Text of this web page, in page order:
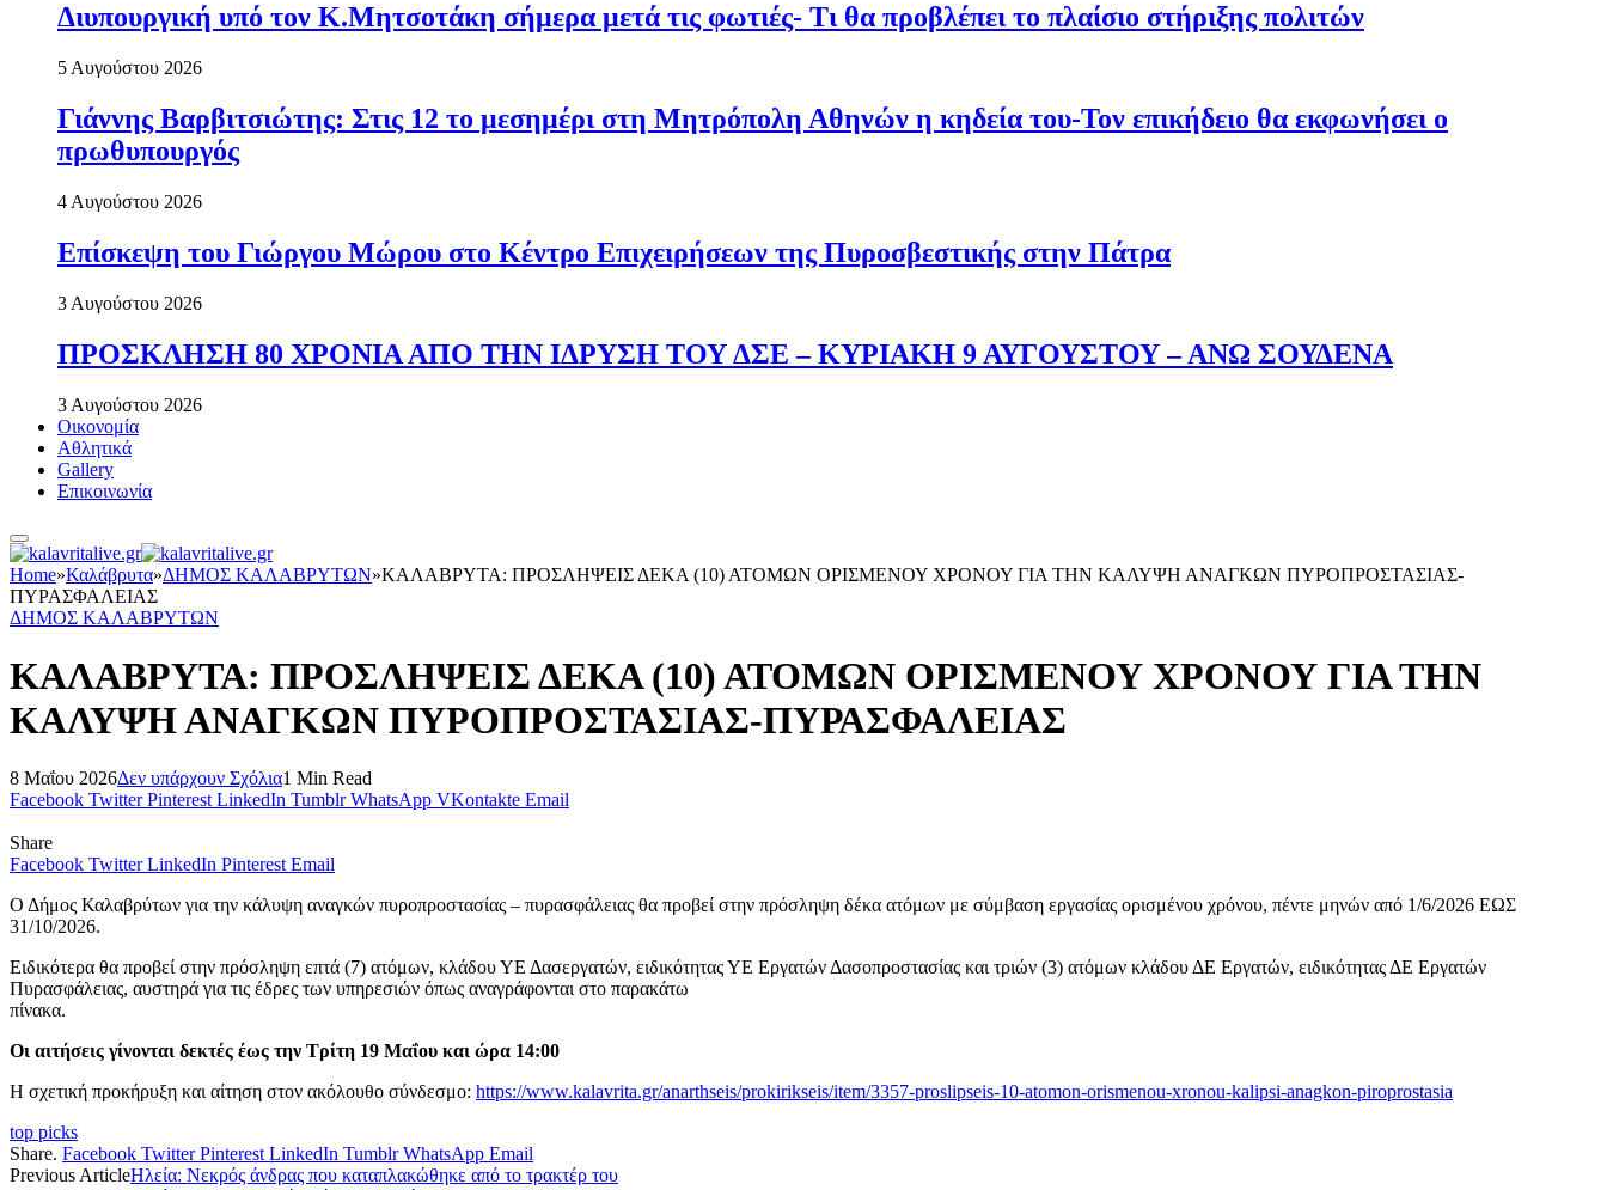
Διυπουργική υπό τον Κ.Μητσοτάκη σήμερα μετά τις φωτιές- Τι θα προβλέπει το πλαίσιο στήριξης πολιτών
5 Αυγούστου 2026
Γιάννης Βαρβιτσιώτης: Στις 12 το μεσημέρι στη Μητρόπολη Αθηνών η κηδεία του-Τον επικήδειο θα εκφωνήσει ο
πρωθυπουργός
4 Αυγούστου 2026
Επίσκεψη του Γιώργου Μώρου στο Κέντρο Επιχειρήσεων της Πυροσβεστικής στην Πάτρα
3 Αυγούστου 2026
ΠΡΟΣΚΛΗΣΗ 80 ΧΡΟΝΙΑ ΑΠΟ ΤΗΝ ΙΔΡΥΣΗ ΤΟΥ ΔΣΕ – ΚΥΡΙΑΚΗ 9 ΑΥΓΟΥΣΤΟΥ – ΑΝΩ ΣΟΥΔΕΝΑ
3 Αυγούστου 2026
Οικονομία
Αθλητικά
Gallery
Επικοινωνία
Home»Καλάβρυτα»ΔΗΜΟΣ ΚΑΛΑΒΡΥΤΩΝ»ΚΑΛΑΒΡΥΤΑ: ΠΡΟΣΛΗΨΕΙΣ ΔΕΚΑ (10) ΑΤΟΜΩΝ ΟΡΙΣΜΕΝΟΥ ΧΡΟΝΟΥ ΓΙΑ ΤΗΝ ΚΑΛΥΨΗ ΑΝΑΓΚΩΝ ΠΥΡΟΠΡΟΣΤΑΣΙΑΣ-
ΠΥΡΑΣΦΑΛΕΙΑΣ
ΔΗΜΟΣ ΚΑΛΑΒΡΥΤΩΝ
ΚΑΛΑΒΡΥΤΑ: ΠΡΟΣΛΗΨΕΙΣ ΔΕΚΑ (10) ΑΤΟΜΩΝ ΟΡΙΣΜΕΝΟΥ ΧΡΟΝΟΥ ΓΙΑ ΤΗΝ
ΚΑΛΥΨΗ ΑΝΑΓΚΩΝ ΠΥΡΟΠΡΟΣΤΑΣΙΑΣ-ΠΥΡΑΣΦΑΛΕΙΑΣ
8 Μαΐου 2026Δεν υπάρχουν Σχόλια1 Min Read
Facebook Twitter Pinterest LinkedIn Tumblr WhatsApp VKontakte Email
Share
Facebook Twitter LinkedIn Pinterest Email
Ο Δήμος Καλαβρύτων για την κάλυψη αναγκών πυροπροστασίας – πυρασφάλειας θα προβεί στην πρόσληψη δέκα ατόμων με σύμβαση εργασίας ορισμένου χρόνου, πέντε μηνών από 1/6/2026 ΕΩΣ
31/10/2026.
Ειδικότερα θα προβεί στην πρόσληψη επτά (7) ατόμων, κλάδου ΥΕ Δασεργατών, ειδικότητας ΥΕ Εργατών Δασοπροστασίας και τριών (3) ατόμων κλάδου ΔΕ Εργατών, ειδικότητας ΔΕ Εργατών
Πυρασφάλειας, αυστηρά για τις έδρες των υπηρεσιών όπως αναγράφονται στο παρακάτω
πίνακα.
Οι αιτήσεις γίνονται δεκτές έως την Τρίτη 19 Μαΐου και ώρα 14:00
Η σχετική προκήρυξη και αίτηση στον ακόλουθο σύνδεσμο: https://www.kalavrita.gr/anarthseis/prokirikseis/item/3357-proslipseis-10-atomon-orismenou-xronou-kalipsi-anagkon-piroprostasia
top picks
Share. Facebook Twitter Pinterest LinkedIn Tumblr WhatsApp Email
Previous ArticleΗλεία: Νεκρός άνδρας που καταπλακώθηκε από το τρακτέρ του